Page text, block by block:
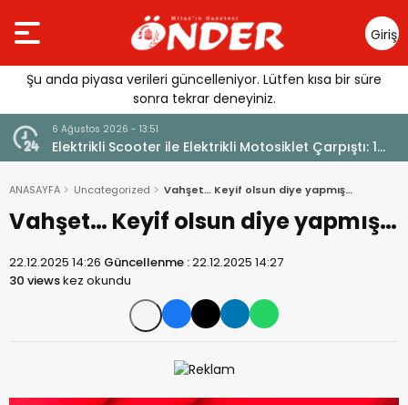
Giriş
Yap
Şu anda piyasa verileri güncelleniyor. Lütfen kısa bir süre
sonra tekrar deneyiniz.
6 Ağustos 2026 - 13:51
Elektrikli Scooter ile Elektrikli Motosiklet Çarpıştı: 1
Yaralı
ANASAYFA Uncategorized Vahşet… Keyif olsun diye yapmış…
Vahşet… Keyif olsun diye yapmış…
22.12.2025 14:26 Güncellenme :22.12.2025 14:27
30 viewskez okundu